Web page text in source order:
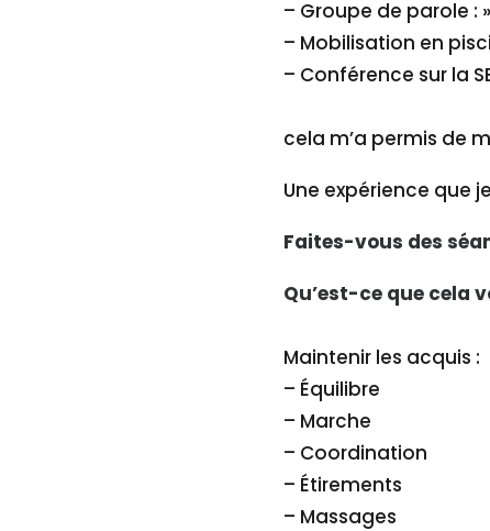
– Groupe de parole :
– Mobilisation en
– Conférence sur la
cela m’a permis de
Une expérience que
Faites-vous des
Qu’est-ce que cela
Maintenir les acquis :
– Équilibre
– Marche
– Coordination
– Étirements
– Massages